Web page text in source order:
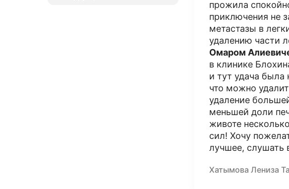
прожила
приключения не
метастазы в
удалению части
Омаром
в клинике
и тут удача была
что можно
удаление
меньшей доли
животе
сил! Хочу
лучшее, слушать
Хатымова Лениза